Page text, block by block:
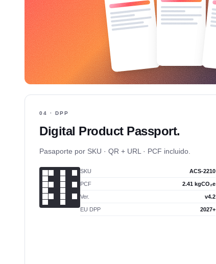
04 · DPP
Digital Product Passport.
Pasaporte por SKU · QR + URL · PCF incluido.
SKU ACS-2210
PCF 2.41 kgCO₂e
Ver. v4.2
EU DPP 2027+